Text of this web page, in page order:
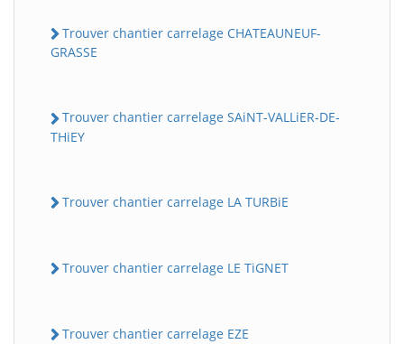
Trouver chantier carrelage CHATEAUNEUF-
GRASSE
Trouver chantier carrelage SAiNT-VALLiER-DE-
THiEY
Trouver chantier carrelage LA TURBiE
Trouver chantier carrelage LE TiGNET
Trouver chantier carrelage EZE